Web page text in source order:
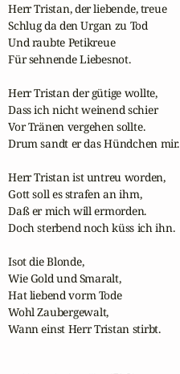
Herr Tristan, der liebende, treue
Schlug da den Urgan zu Tod
Und raubte Petikreue
Für sehnende Liebesnot.
Herr Tristan der gütige wollte,
Dass ich nicht weinend schier
Vor Tränen vergehen sollte.
Drum sandt er das Hündchen mir.
Herr Tristan ist untreu worden,
Gott soll es strafen an ihm,
Daß er mich will ermorden.
Doch sterbend noch küss ich ihn.
Isot die Blonde,
Wie Gold und Smaralt,
Hat liebend vorm Tode
Wohl Zaubergewalt,
Wann einst Herr Tristan stirbt.